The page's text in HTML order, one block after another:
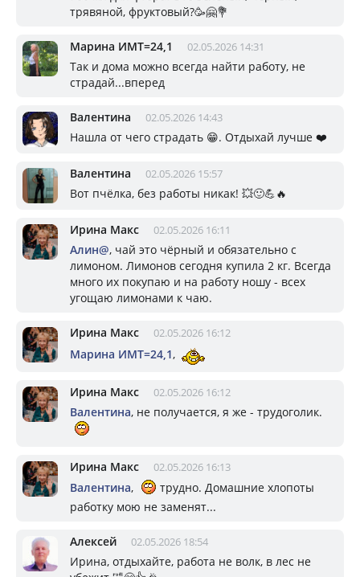
трявяной, фруктовый?🥳🤗💐
Марина ИМТ=24,1 02.05.2026 14:31
Так и дома можно всегда найти работу, не
страдай...вперед
Валентина 02.05.2026 14:43
Нашла от чего страдать 😁. Отдыхай лучше ❤️
Валентина 02.05.2026 15:57
Вот пчёлка, без работы никак! 💥🙂💪🔥
Ирина Макс 02.05.2026 16:11
Алин@, чай это чёрный и обязательно с
лимоном. Лимонов сегодня купила 2 кг. Всегда
много их покупаю и на работу ношу - всех
угощаю лимонами к чаю.
Ирина Макс 02.05.2026 16:12
Марина ИМТ=24,1,
Ирина Макс 02.05.2026 16:12
Валентина, не получается, я же - трудоголик.
Ирина Макс 02.05.2026 16:13
Валентина,
трудно. Домашние хлопоты
работку мою не заменят...
Алексей 02.05.2026 18:54
Ирина, отдыхайте, работа не волк, в лес не